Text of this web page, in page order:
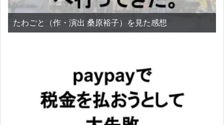
たわごと（作・演出 桑原裕子）を見た感想